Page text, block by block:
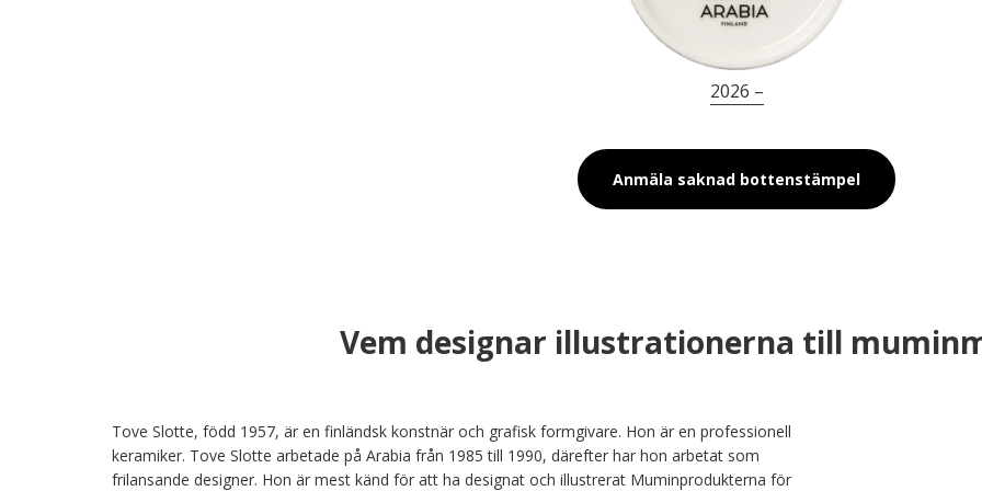
2026 –
Anmäla saknad bottenstämpel
Vem designar illustrationerna till
Tove Slotte, född 1957, är en finländsk konstnär och grafisk formgivare. Hon är en professionell
keramiker. Tove Slotte arbetade på Arabia från 1985 till 1990, därefter har hon arbetat som
frilansande designer. Hon är mest känd för att ha designat och illustrerat Muminprodukterna för